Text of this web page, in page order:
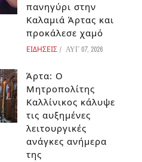
πανηγύρι στην
Καλαμιά Άρτας και
προκάλεσε χαμό
ΕΙΔΗΣΕΙΣ ΑΥΓ 07, 2026
Άρτα: Ο
Μητροπολίτης
Καλλίνικος κάλυψε
τις αυξημένες
λειτουργικές
ανάγκες ανήμερα
της
οικίσκων
στέγασης
υπηρεσίες προς
και ανέργους για θέματα
ασφαλιστικά
ΓΑΤΟΣ